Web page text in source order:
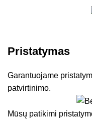
Pristatymas
Garantuojame
patvirtinimo.
Mūsų patikimi